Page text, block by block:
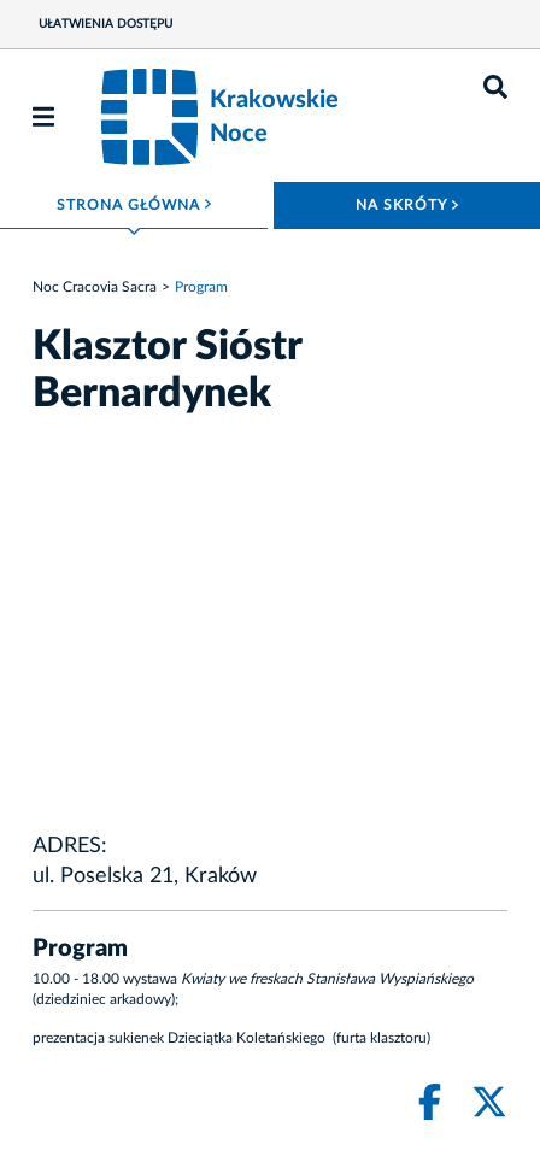
UŁATWIENIA DOSTĘPU
Krakowskie
Noce
STRONA GŁÓWNA ROZWIŃ MENU NA SKRÓTY
Noc Cracovia Sacra Program
Klasztor Sióstr
Bernardynek
ADRES:
ul. Poselska 21, Kraków
Program
10.00 - 18.00 wystawa Kwiaty we freskach Stanisława Wyspiańskiego
(dziedziniec arkadowy);
prezentacja sukienek Dzieciątka Koletańskiego (furta klasztoru)